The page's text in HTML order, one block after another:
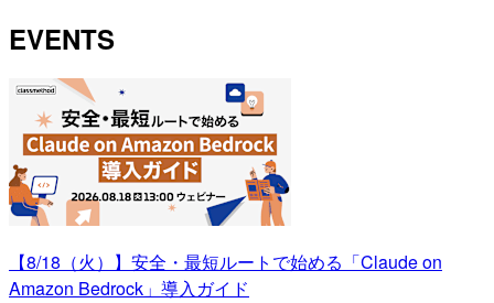
EVENTS
【8/18（火）】安全・最短ルートで始める「Claude on
Amazon Bedrock」導入ガイド